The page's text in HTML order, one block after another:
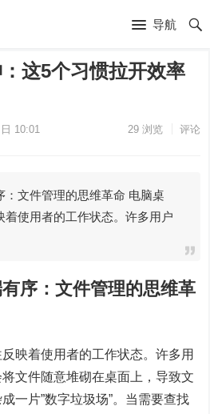
导航
这5个习惯拉开效率
10:01 29浏览 评论
：文件管理的思维革命 电脑桌
着使用者的工作状态。许多用户
序：文件管理的思维革
映着使用者的工作状态。许多用
文件随意堆砌在桌面上，导致文
一片”数字垃圾场”。当需要查找